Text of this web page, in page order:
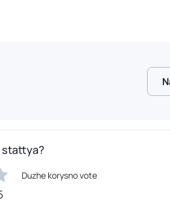
stattya?
Duzhe korysno vote